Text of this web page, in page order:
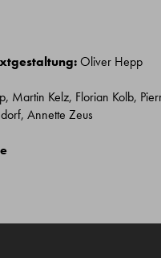
Oliver Hepp
Martin Kelz, Florian Kolb,
Annette Zeus